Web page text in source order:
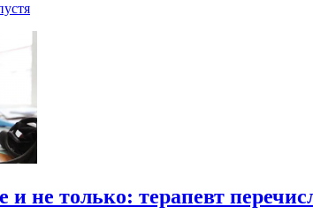
и не только: терапевт